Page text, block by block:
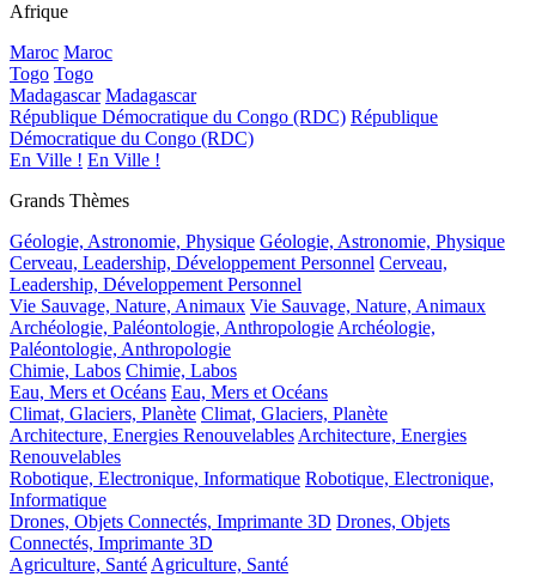
Afrique
Maroc Maroc
Togo Togo
Madagascar Madagascar
République Démocratique du Congo (RDC) République
Démocratique du Congo (RDC)
En Ville ! En Ville !
Grands Thèmes
Géologie, Astronomie, Physique Géologie, Astronomie, Physique
Cerveau, Leadership, Développement Personnel Cerveau,
Leadership, Développement Personnel
Vie Sauvage, Nature, Animaux Vie Sauvage, Nature, Animaux
Archéologie, Paléontologie, AnthropologieArchéologie,
Paléontologie, Anthropologie
Chimie, Labos Chimie, Labos
Eau, Mers et Océans Eau, Mers et Océans
Climat, Glaciers, Planète Climat, Glaciers, Planète
Architecture, Energies RenouvelablesArchitecture, Energies
Renouvelables
Robotique, Electronique, Informatique Robotique, Electronique,
Informatique
Drones, Objets Connectés, Imprimante 3D Drones, Objets
Connectés, Imprimante 3D
Agriculture, SantéAgriculture, Santé